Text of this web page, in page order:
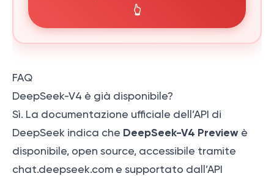
👆
FAQ
DeepSeek-V4 è già disponibile?
Sì. La documentazione ufficiale dell’API di
DeepSeek indica che DeepSeek-V4 Preview è
disponibile, open source, accessibile tramite
chat.deepseek.com e supportato dall’API